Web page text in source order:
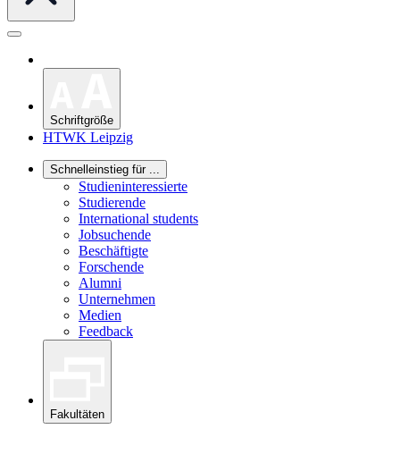
Schriftgröße
HTWK Leipzig
Schnelleinstieg für ...
Studieninteressierte
Studierende
International students
Jobsuchende
Beschäftigte
Forschende
Alumni
Unternehmen
Medien
Feedback
Fakultäten